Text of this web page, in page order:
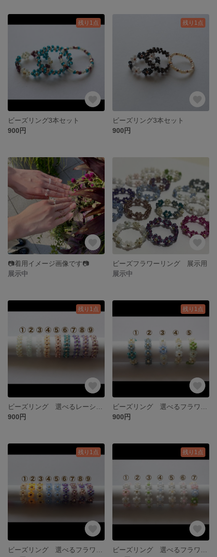
残り1点
ビーズリング3本セット
900円
残り1点
ビーズリング3本セット
900円
📷着用イメージ画像です📷
展示中
ビーズフラワーリング 展示用
展示中
残り1点
900円
残り1点
900円
残り1点 残り1点